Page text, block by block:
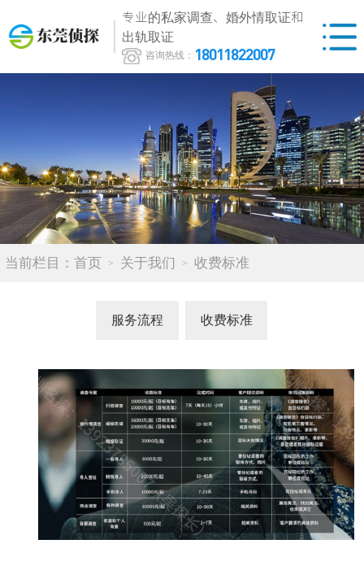
专业的私家调查、婚外情取证和
出轨取证
咨询热线： 18011822007
当前栏目： 首页 关于我们 收费标准
服务流程 收费标准